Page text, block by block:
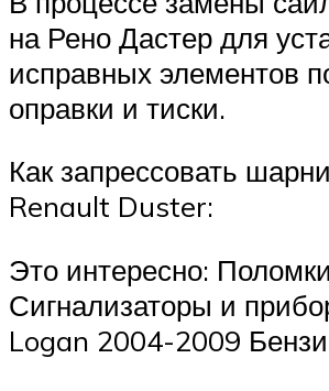
на Рено Дастер для
исправных элементов
оправки и тиски.
Как запрессовать
Renault Duster:
Это интересно:
Сигнализаторы и
Logan 2004-2009